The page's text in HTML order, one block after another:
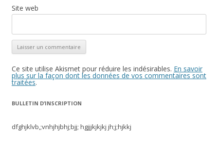
Site web
Ce site utilise Akismet pour réduire les indésirables. En savoir
plus sur la façon dont les données de vos commentaires sont
traitées.
BULLETIN D’INSCRIPTION
dfghjklvb,;vnhjhjbhj;bjj; hgjjjkjkjkj jh;j;hjkkj